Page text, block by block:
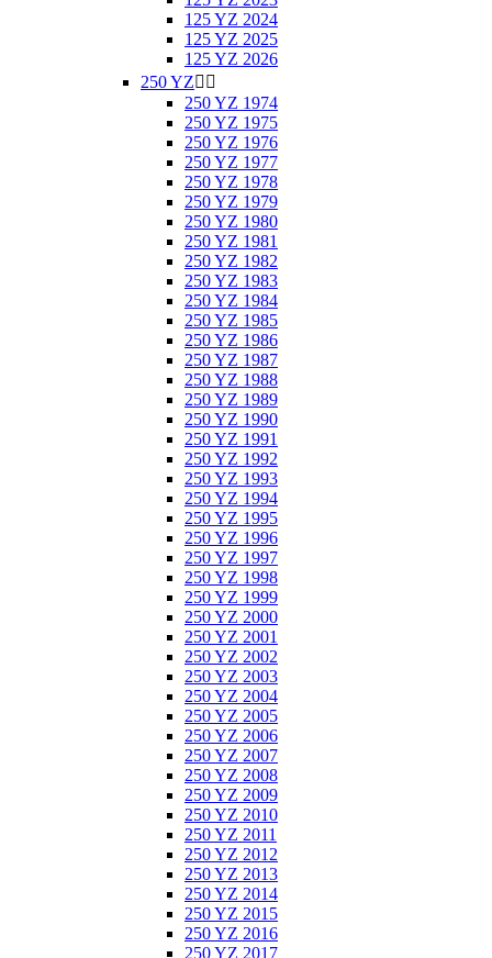
125 YZ 2024
125 YZ 2025
125 YZ 2026
250 YZ 
250 YZ 1974
250 YZ 1975
250 YZ 1976
250 YZ 1977
250 YZ 1978
250 YZ 1979
250 YZ 1980
250 YZ 1981
250 YZ 1982
250 YZ 1983
250 YZ 1984
250 YZ 1985
250 YZ 1986
250 YZ 1987
250 YZ 1988
250 YZ 1989
250 YZ 1990
250 YZ 1991
250 YZ 1992
250 YZ 1993
250 YZ 1994
250 YZ 1995
250 YZ 1996
250 YZ 1997
250 YZ 1998
250 YZ 1999
250 YZ 2000
250 YZ 2001
250 YZ 2002
250 YZ 2003
250 YZ 2004
250 YZ 2005
250 YZ 2006
250 YZ 2007
250 YZ 2008
250 YZ 2009
250 YZ 2010
250 YZ 2011
250 YZ 2012
250 YZ 2013
250 YZ 2014
250 YZ 2015
250 YZ 2016
250 YZ 2017